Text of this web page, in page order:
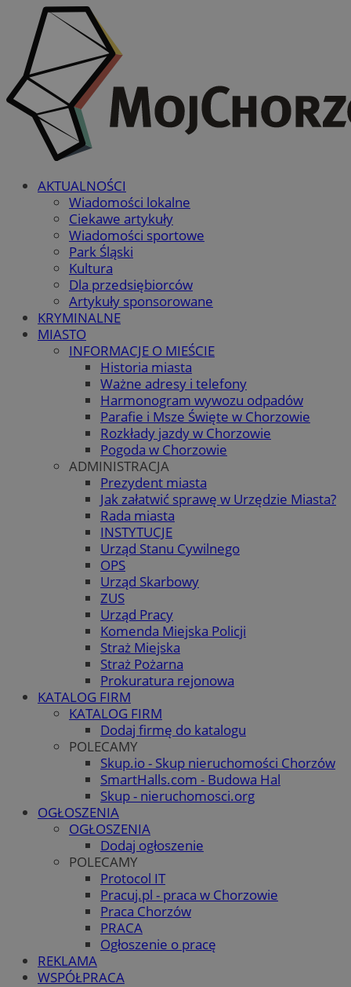
AKTUALNOŚCI
Wiadomości lokalne
Ciekawe artykuły
Wiadomości sportowe
Park Śląski
Kultura
Dla przedsiębiorców
Artykuły sponsorowane
KRYMINALNE
MIASTO
INFORMACJE O MIEŚCIE
Historia miasta
Ważne adresy i telefony
Harmonogram wywozu odpadów
Parafie i Msze Święte w Chorzowie
Rozkłady jazdy w Chorzowie
Pogoda w Chorzowie
ADMINISTRACJA
Prezydent miasta
Jak załatwić sprawę w Urzędzie Miasta?
Rada miasta
INSTYTUCJE
Urząd Stanu Cywilnego
OPS
Urząd Skarbowy
ZUS
Urząd Pracy
Komenda Miejska Policji
Straż Miejska
Straż Pożarna
Prokuratura rejonowa
KATALOG FIRM
KATALOG FIRM
Dodaj firmę do katalogu
POLECAMY
Skup.io - Skup nieruchomości Chorzów
SmartHalls.com - Budowa Hal
Skup - nieruchomosci.org
OGŁOSZENIA
OGŁOSZENIA
Dodaj ogłoszenie
POLECAMY
Protocol IT
Pracuj.pl - praca w Chorzowie
Praca Chorzów
PRACA
Ogłoszenie o pracę
REKLAMA
WSPÓŁPRACA